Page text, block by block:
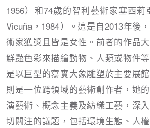
1956）和74歲的智利藝術家塞西莉
Vicuña，1984）。這是自2013年後
術家獲獎且皆是女性。前者的作品
鮮豔色彩來描繪動物、人類或物件
是以巨型的寫實大象雕塑於主要展
則是一位跨領域的藝術創作者，她
演藝術、概念主義及紡織工藝，深
切關注的議題，包括環境生態、人